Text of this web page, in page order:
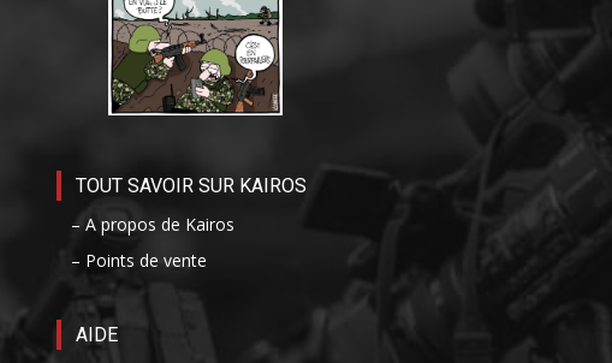
TOUT SAVOIR SUR KAIROS
– A propos de Kairos
– Points de vente
AIDE